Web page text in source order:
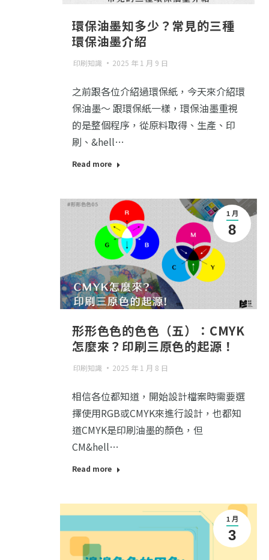
環保油墨知多少？常見的三種
環保油墨介紹
印刷知識 2025 年 1 月 9 日
之前跟各位介紹過環保紙，今天來介紹環
保油墨～ 跟環保紙一樣，環保油墨重視
的是整個程序，從原料取得、生產、印
刷、&hell…
Read more
1 月
8
形形色色的色色（五）：CMYK
怎麼來？印刷三原色的起源！
印刷知識 2025 年 1 月 8 日
相信各位都知道，開始設計檔案時需要選
擇使用RGB或CMYK來進行設計，也都知
道CMYK是印刷油墨的顏色，但
CM&hell…
Read more
1 月
3